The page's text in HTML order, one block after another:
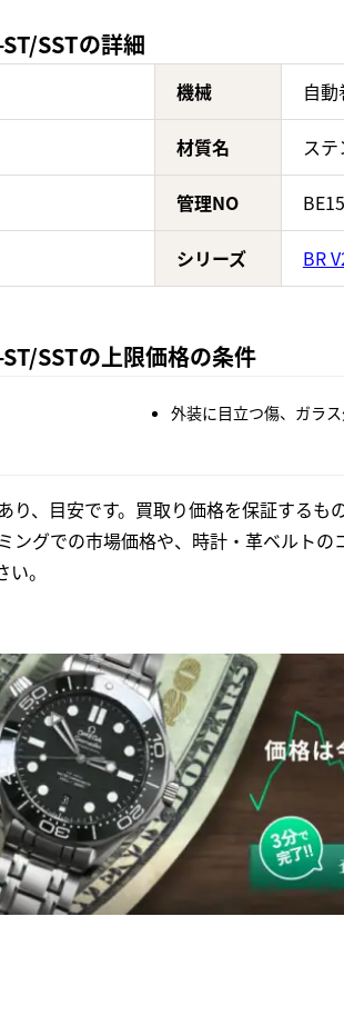
SSTの詳細
機械 自動
材質名 ステ
管理NO
シリーズ BR
SSTの上限価格の条件
外装に目立つ傷、ガラ
、目安です。買取り価格を保証するも
グでの市場価格や、時計・革ベルト
。